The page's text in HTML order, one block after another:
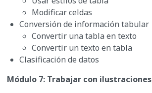
Modificar celdas
Conversión de información tabular
Convertir una tabla en texto
Convertir un texto en tabla
Clasificación de datos
Módulo 7: Trabajar con ilustraciones